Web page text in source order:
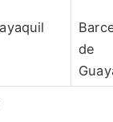
de